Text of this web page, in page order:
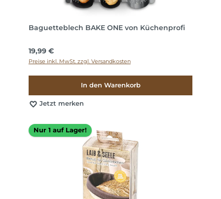
Baguetteblech BAKE ONE von Küchenprofi
Regulärer Preis:
19,99 €
Preise inkl. MwSt. zzgl. Versandkosten
In den Warenkorb
Jetzt merken
Nur 1 auf Lager!